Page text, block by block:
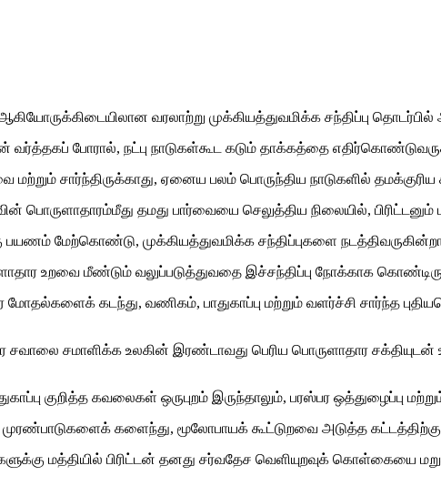
ஆகியோருக்கிடையிலான வரலாற்று முக்கியத்துவமிக்க சந்திப்பு
வர்த்தகப் போரால், நட்பு நாடுகள்கூட கடும் தாக்கத்தை
மற்றும் சார்ந்திருக்காது, ஏனைய பலம் பொருந்திய நாடுகளில்
பொருளாதாரம்மீது தமது பார்வையை செலுத்திய நிலையில்,
பயணம் மேற்கொண்டு, முக்கியத்துவமிக்க சந்திப்புகளை
உறவை மீண்டும் வலுப்படுத்துவதை இச்சந்திப்பு நோக்காக
கடந்து, வணிகம், பாதுகாப்பு மற்றும் வளர்ச்சி சார்ந்த
சவாலை சமாளிக்க உலகின் இரண்டாவது பெரிய பொருளாதார
குறித்த கவலைகள் ஒருபுறம் இருந்தாலும், பரஸ்பர ஒத்துழைப்பு
களைந்து, மூலோபாயக் கூட்டுறவை அடுத்த கட்டத்திற்கு
மத்தியில் பிரிட்டன் தனது சர்வதேச வெளியுறவுக் கொள்கையை